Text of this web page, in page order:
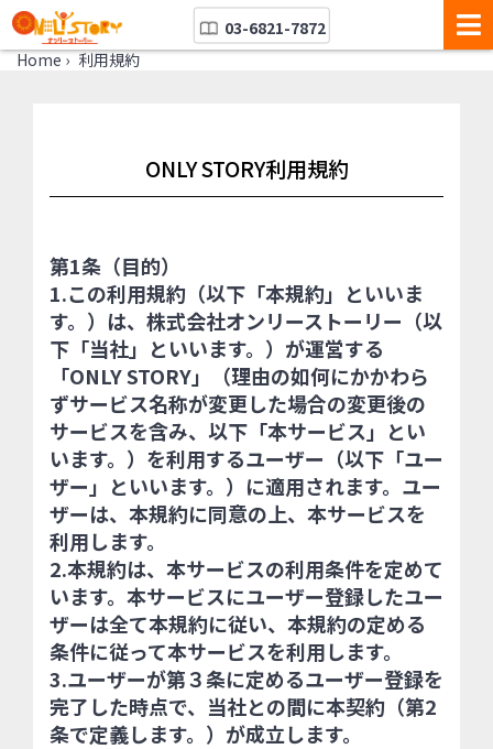
03-6821-7872
Home › 利用規約
ONLY STORY利用規約
第1条（目的）
1.この利用規約（以下「本規約」といいま
す。）は、株式会社オンリーストーリー（以
下「当社」といいます。）が運営する
「ONLY STORY」（理由の如何にかかわら
ずサービス名称が変更した場合の変更後の
サービスを含み、以下「本サービス」とい
います。）を利用するユーザー（以下「ユー
ザー」といいます。）に適用されます。ユー
ザーは、本規約に同意の上、本サービスを
利用します。
2.本規約は、本サービスの利用条件を定めて
います。本サービスにユーザー登録したユー
ザーは全て本規約に従い、本規約の定める
条件に従って本サービスを利用します。
3.ユーザーが第３条に定めるユーザー登録を
完了した時点で、当社との間に本契約（第2
条で定義します。）が成立します。